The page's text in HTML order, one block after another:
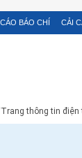
BÁO CHÍ CẢI
thông tin